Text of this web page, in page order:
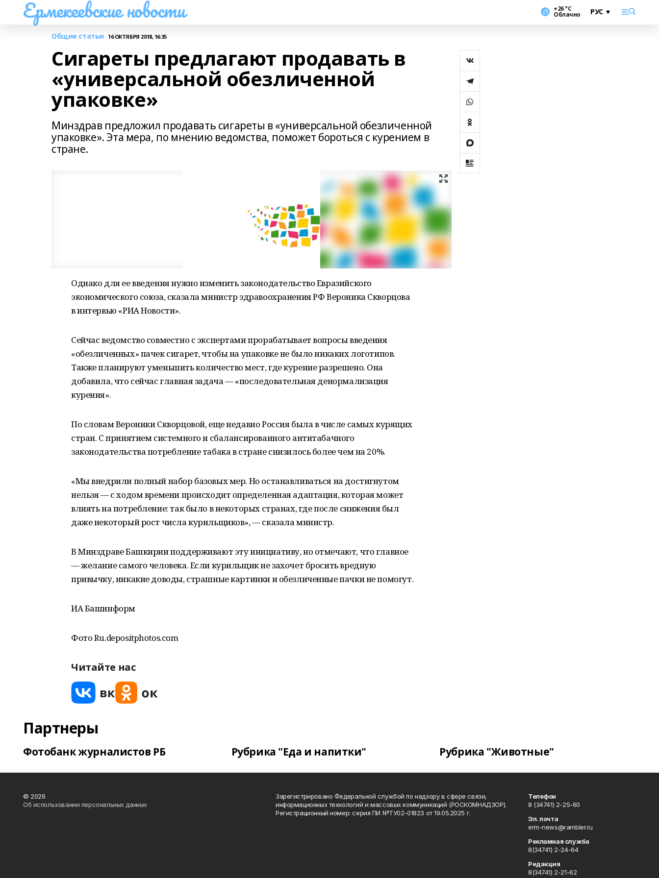
Ермекеевские новости +26 °С
Облачно
Общие статьи 16 ОКТЯБРЯ 2018, 16:35
Сигареты предлагают продавать в
«универсальной обезличенной
упаковке»
Минздрав предложил продавать сигареты в «универсальной обезличенной
упаковке». Эта мера, по мнению ведомства, поможет бороться с курением в
стране.
Однако для ее введения нужно изменить законодательство Евразийского
экономического союза, сказала министр здравоохранения РФ Вероника Скворцова
в интервью «РИА Новости».
Сейчас ведомство совместно с экспертами прорабатывает вопросы введения
«обезличенных» пачек сигарет, чтобы на упаковке не было никаких логотипов.
Также планируют уменьшить количество мест, где курение разрешено. Она
добавила, что сейчас главная задача — «последовательная денормализация
курения».
По словам Вероники Скворцовой, еще недавно Россия была в числе самых курящих
стран. С принятием системного и сбалансированного антитабачного
законодательства потребление табака в стране снизилось более чем на 20%.
«Мы внедрили полный набор базовых мер. Но останавливаться на достигнутом
нельзя — с ходом времени происходит определенная адаптация, которая может
влиять на потребление: так было в некоторых странах, где после снижения был
даже некоторый рост числа курильщиков», — сказала министр.
В Минздраве Башкирии поддерживают эту инициативу, но отмечают, что главное
— желание самого человека. Если курильщик не захочет бросить вредную
привычку, никакие доводы, страшные картинки и обезличенные пачки не помогут.
ИА Башинформ
Фото Ru.depositphotos.com
Читайте нас
Партнеры
Фотобанк журналистов РБ Рубрика "Еда и напитки" Рубрика "Животные"
© 2026
Об использовании персональных данных
Зарегистрировано Федеральной службой по надзору в сфере связи,
информационных технологий и массовых коммуникаций (РОСКОМНАДЗОР).
Регистрационный номер: серия ПИ №ТУ02-01823 от 19.05.2025 г.
Телефон
8 (34741) 2-25-60
Эл. почта
erm-news@rambler.ru
Рекламная служба
8(34741) 2-24-64
Редакция
8(34741) 2-21-62